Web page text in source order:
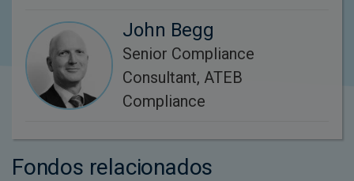
John Begg
Senior Compliance
Consultant, ATEB
Compliance
Fondos relacionados